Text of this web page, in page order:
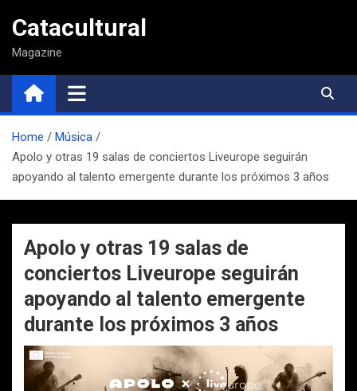
contenido
Catacultural
Magazine
Home
Música
Apolo y otras 19 salas de conciertos Liveurope seguirán
apoyando al talento emergente durante los próximos 3 años
Apolo y otras 19 salas de
conciertos Liveurope seguirán
apoyando al talento emergente
durante los próximos 3 años